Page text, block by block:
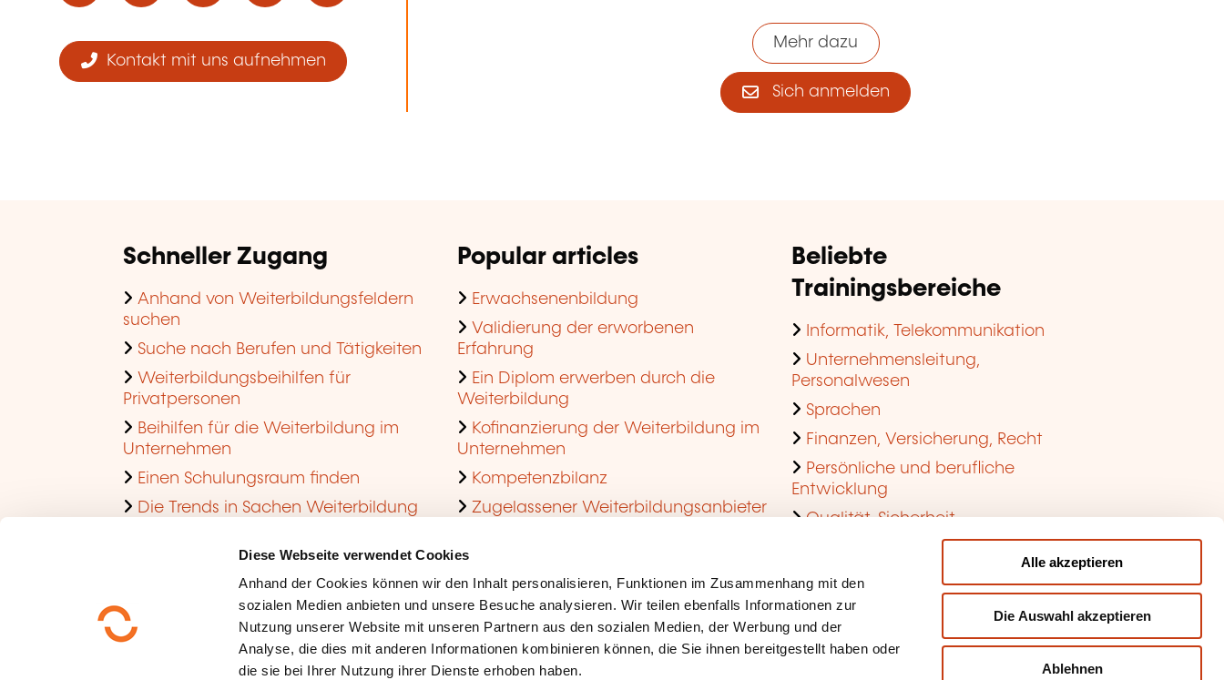
Diese Webseite verwendet Cookies
Anhand der Cookies können wir den Inhalt personalisieren, Funktionen im Zusammenhang mit den
sozialen Medien anbieten und unsere Besuche analysieren. Wir teilen ebenfalls Informationen zur
Nutzung unserer Website mit unseren Partnern aus den sozialen Medien, der Werbung und der
Analyse, die dies mit anderen Informationen kombinieren können, die Sie ihnen bereitgestellt haben oder
die sie bei Ihrer Nutzung ihrer Dienste erhoben haben.
Alle akzeptieren
Die Auswahl akzeptieren
Ablehnen
Kontakt mit uns aufnehmen
Mehr dazu
Sich anmelden
Schneller Zugang
Anhand von Weiterbildungsfeldern
suchen
Suche nach Berufen und Tätigkeiten
Weiterbildungsbeihilfen für
Privatpersonen
Beihilfen für die Weiterbildung im
Unternehmen
Einen Schulungsraum finden
Die Trends in Sachen Weiterbildung
Popular articles
Erwachsenenbildung
Validierung der erworbenen
Erfahrung
Ein Diplom erwerben durch die
Weiterbildung
Kofinanzierung der Weiterbildung im
Unternehmen
Kompetenzbilanz
Zugelassener Weiterbildungsanbieter
Beliebte
Trainingsbereiche
Informatik, Telekommunikation
Unternehmensleitung,
Personalwesen
Sprachen
Finanzen, Versicherung, Recht
Persönliche und berufliche
Entwicklung
Qualität, Sicherheit